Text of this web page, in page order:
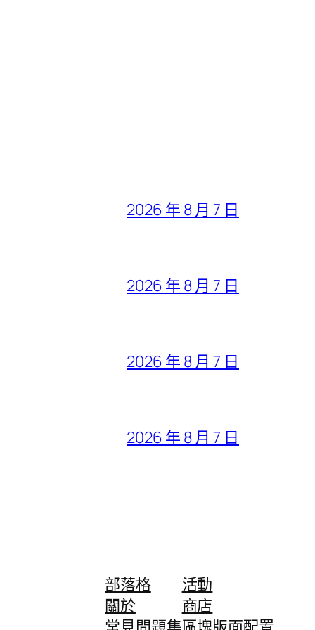
2026 年 8 月 7 日
2026 年 8 月 7 日
2026 年 8 月 7 日
2026 年 8 月 7 日
部落格
關於
活動
商店